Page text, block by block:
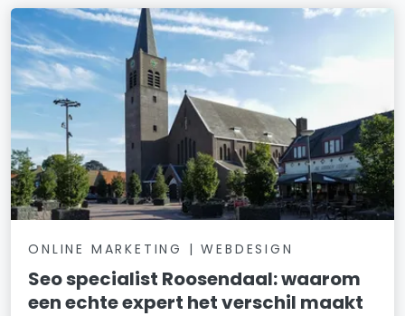
ONLINE MARKETING | WEBDESIGN
Seo specialist Roosendaal: waarom
een echte expert het verschil maakt